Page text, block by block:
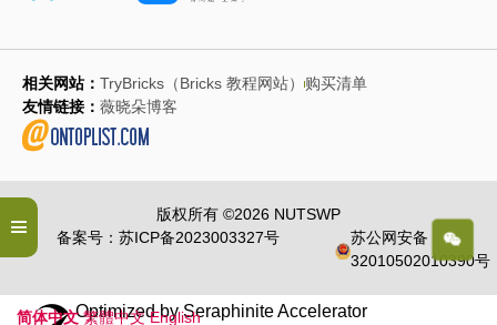
相关网站： TryBricks（Bricks 教程网站）
购买清单
友情链接： 薇晓朵博客
版权所有 ©2026 NUTSWP
备案号：苏ICP备2023003327号
苏公网安备
32010502010390号
简体中文 繁體中文 English
Optimized by Seraphinite Accelerator